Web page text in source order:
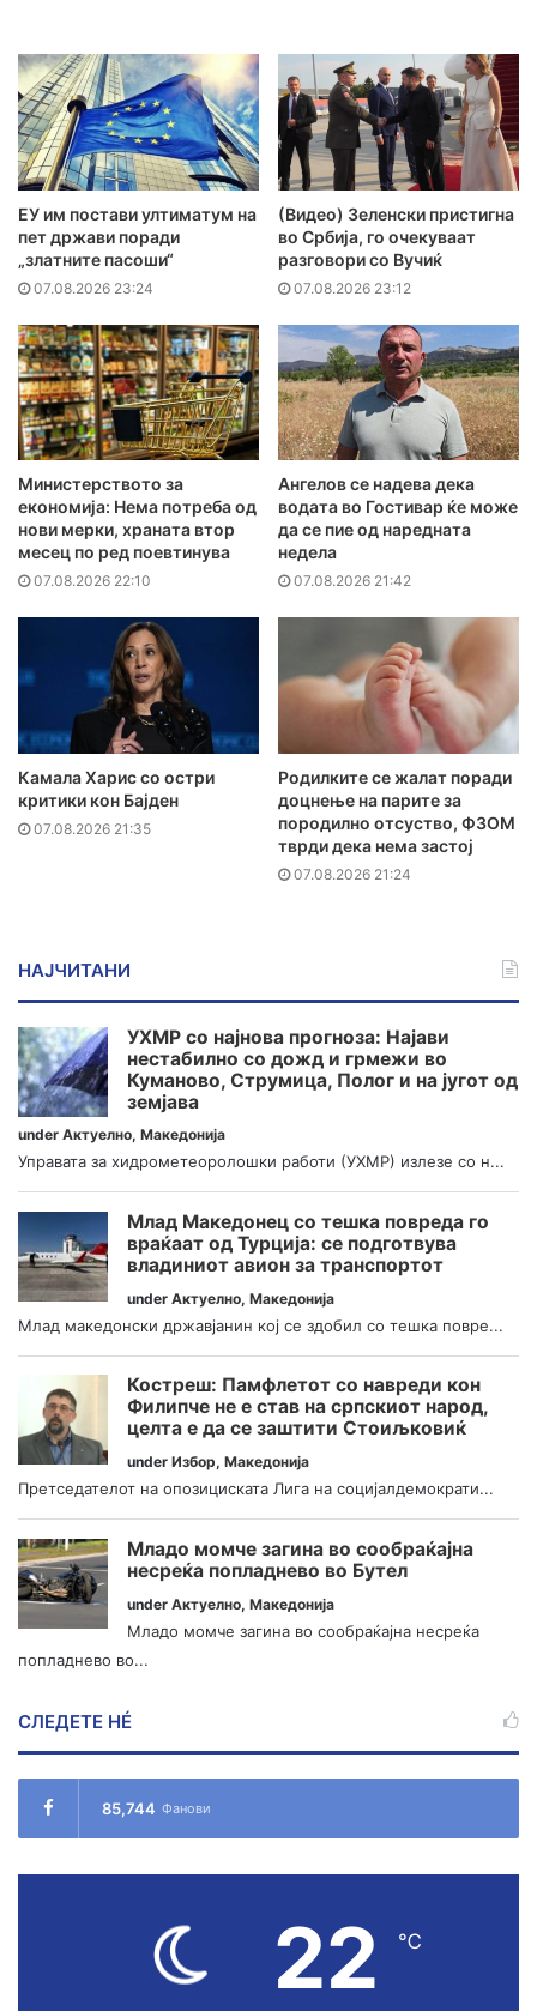
ЕУ им постави ултиматум на
пет држави поради
„златните пасоши“
07.08.2026 23:24
(Видео) Зеленски пристигна
во Србија, го очекуваат
разговори со Вучиќ
07.08.2026 23:12
Министерството за
економија: Нема потреба од
нови мерки, храната втор
месец по ред поевтинува
07.08.2026 22:10
Ангелов се надева дека
водата во Гостивар ќе може
да се пие од наредната
недела
07.08.2026 21:42
Камала Харис со остри
критики кон Бајден
07.08.2026 21:35
Родилките се жалат поради
доцнење на парите за
породилно отсуство, ФЗОМ
тврди дека нема застој
07.08.2026 21:24
НАЈЧИТАНИ
УХМР со најнова прогноза: Најави
нестабилно со дожд и грмежи во
Куманово, Струмица, Полог и на југот од
земјава
under Актуелно, Македонија
Управата за хидрометеоролошки работи (УХМР) излезе со н...
Млад Македонец со тешка повреда го
враќаат од Турција: се подготвува
владиниот авион за транспортот
under Актуелно, Македонија
Млад македонски државјанин кој се здобил со тешка повре...
Костреш: Памфлетот со навреди кон
Филипче не е став на српскиот народ,
целта е да се заштити Стоиљковиќ
under Избор, Македонија
Претседателот на опозициската Лига на социјалдемократи...
Младо момче загина во сообраќајна
несреќа попладнево во Бутел
under Актуелно, Македонија
Младо момче загина во сообраќајна несреќа
попладнево во...
СЛЕДЕТЕ НÉ
85,744 Фанови
22 ℃